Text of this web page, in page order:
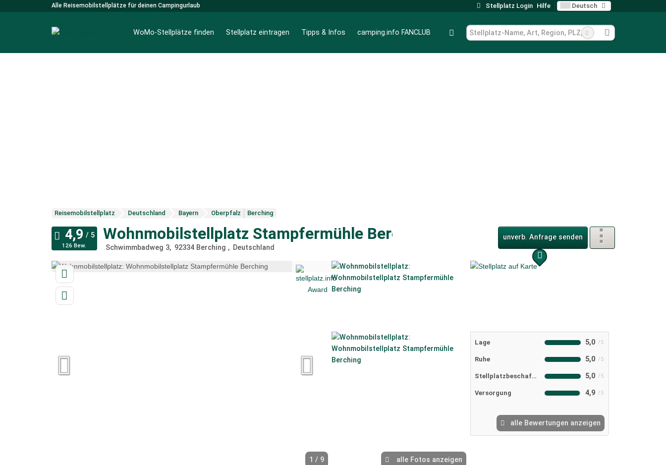
Alle Reisemobilstellplätze für deinen Campingurlaub Stellplatz Login Hilfe Deutsch
WoMo-Stellplätze finden Stellplatz eintragen Tipps & Infos camping.info FANCLUB
Reisemobilstellplatz Deutschland Bayern Oberpfalz Berching
Wohnmobilstellplatz Stampfermühle Berching
Schwimmbadweg 3 92334 Berching Deutschland
unverb. Anfrage senden
126 Bew.
1 / 9 alle Fotos anzeigen
Lage 5,0
Ruhe 5,0
Stellplatzbeschaffenheit 5,0
Versorgung 4,9
alle Bewertungen anzeigen